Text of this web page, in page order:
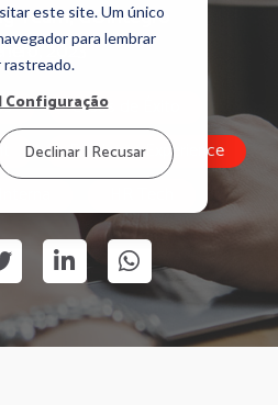
este site. Um único
para lembrar
rastreado.
Declinar | Recusar
Team, GOintegro
2023
Casos de Éxito
Employee Experience